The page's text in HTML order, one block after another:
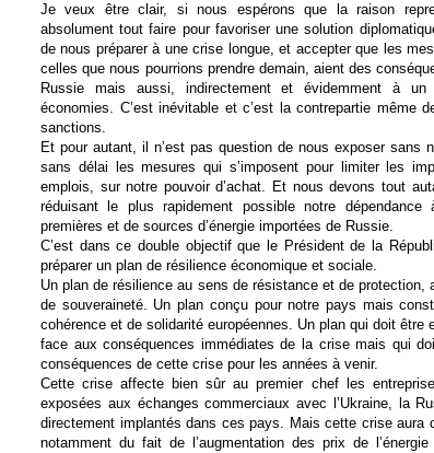
Je veux être clair, si nous espérons que la raison
absolument tout faire pour favoriser une solution
de nous préparer à une crise longue, et accepter que les
celles que nous pourrions prendre demain, aient des
Russie mais aussi, indirectement et évidemment à
économies. C’est inévitable et c’est la contrepartie même
sanctions.
Et pour autant, il n’est pas question de nous exposer sans
sans délai les mesures qui s’imposent pour limiter les
emplois, sur notre pouvoir d’achat. Et nous devons tout
réduisant le plus rapidement possible notre
premières et de sources d’énergie importées de Russie.
C’est dans ce double objectif que le Président de la
préparer un plan de résilience économique et sociale.
Un plan de résilience au sens de résistance et de protection,
de souveraineté. Un plan conçu pour notre pays mais
cohérence et de solidarité européennes. Un plan qui doit
face aux conséquences immédiates de la crise mais qui
conséquences de cette crise pour les années à venir.
Cette crise affecte bien sûr au premier chef les
exposées aux échanges commerciaux avec l’Ukraine, la
directement implantés dans ces pays. Mais cette crise aura
notamment du fait de l’augmentation des prix de